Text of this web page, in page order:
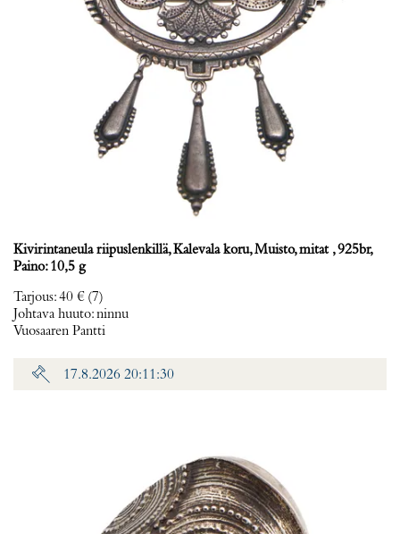
Kivirintaneula riipuslenkillä, Kalevala koru, Muisto, mitat , 925br,
Paino: 10,5 g
Tarjous:40 € (7)
Johtava huuto:ninnu
Vuosaaren Pantti
17.8.2026 20:11:30